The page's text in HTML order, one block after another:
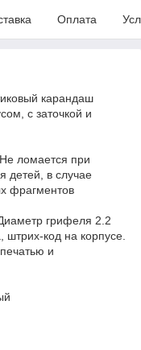
Оплата
карандаш
с заточкой и
ломается при
детей, в случае
фрагментов
грифеля 2.2
код на корпусе.
и